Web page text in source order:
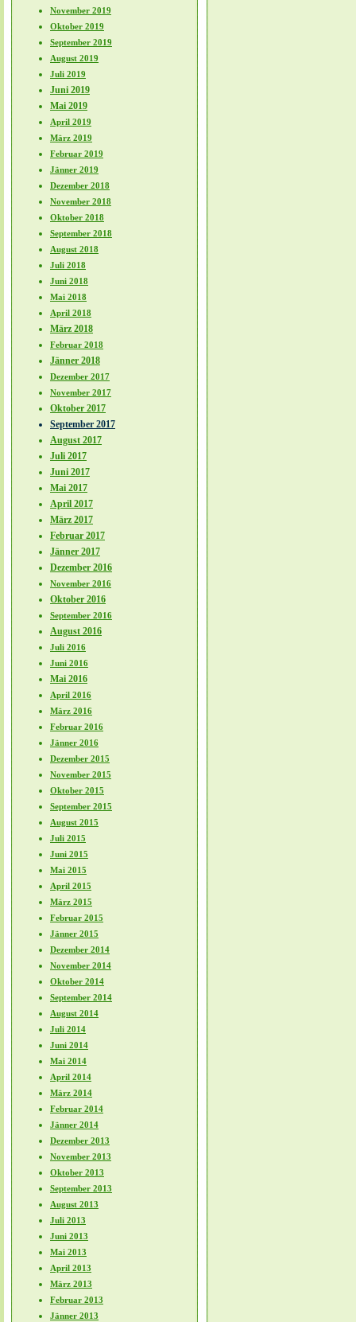
November 2019
Oktober 2019
September 2019
August 2019
Juli 2019
Juni 2019
Mai 2019
April 2019
März 2019
Februar 2019
Jänner 2019
Dezember 2018
November 2018
Oktober 2018
September 2018
August 2018
Juli 2018
Juni 2018
Mai 2018
April 2018
März 2018
Februar 2018
Jänner 2018
Dezember 2017
November 2017
Oktober 2017
September 2017
August 2017
Juli 2017
Juni 2017
Mai 2017
April 2017
März 2017
Februar 2017
Jänner 2017
Dezember 2016
November 2016
Oktober 2016
September 2016
August 2016
Juli 2016
Juni 2016
Mai 2016
April 2016
März 2016
Februar 2016
Jänner 2016
Dezember 2015
November 2015
Oktober 2015
September 2015
August 2015
Juli 2015
Juni 2015
Mai 2015
April 2015
März 2015
Februar 2015
Jänner 2015
Dezember 2014
November 2014
Oktober 2014
September 2014
August 2014
Juli 2014
Juni 2014
Mai 2014
April 2014
März 2014
Februar 2014
Jänner 2014
Dezember 2013
November 2013
Oktober 2013
September 2013
August 2013
Juli 2013
Juni 2013
Mai 2013
April 2013
März 2013
Februar 2013
Jänner 2013